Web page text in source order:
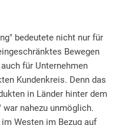
bedeutete nicht nur für
Bewegen
für Unternehmen
Kundenkreis. Denn das
in Länder hinter dem
war nahezu unmöglich.
Westen im Bezug auf